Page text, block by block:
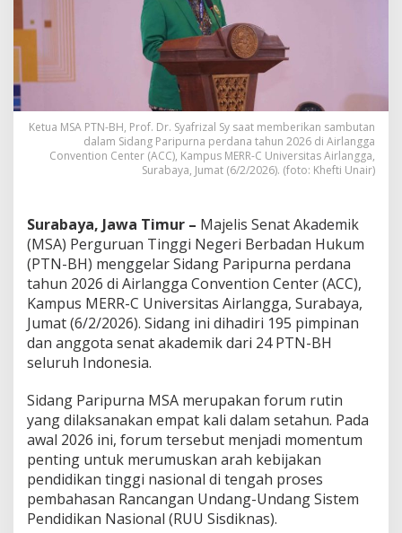
a
a
s
S
n
k
r
o
n
a
s
R
U
U
S
i
s
d
k
n
a
s
d
e
g
a
Ketua MSA PTN-BH, Prof. Dr. Syafrizal Sy saat memberikan sambutan
dalam Sidang Paripurna perdana tahun 2026 di Airlangga
Convention Center (ACC), Kampus MERR-C Universitas Airlangga,
Surabaya, Jumat (6/2/2026). (foto: Khefti Unair)
Surabaya, Jawa Timur – Majelis Senat Akademik
(MSA) Perguruan Tinggi Negeri Berbadan Hukum
(PTN-BH) menggelar Sidang Paripurna perdana
tahun 2026 di Airlangga Convention Center (ACC),
Kampus MERR-C Universitas Airlangga, Surabaya,
Jumat (6/2/2026). Sidang ini dihadiri 195 pimpinan
dan anggota senat akademik dari 24 PTN-BH
seluruh Indonesia.
Sidang Paripurna MSA merupakan forum rutin
yang dilaksanakan empat kali dalam setahun. Pada
awal 2026 ini, forum tersebut menjadi momentum
penting untuk merumuskan arah kebijakan
pendidikan tinggi nasional di tengah proses
pembahasan Rancangan Undang-Undang Sistem
Pendidikan Nasional (RUU Sisdiknas).